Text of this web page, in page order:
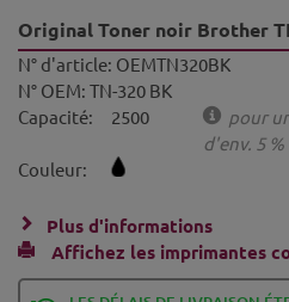
Original Toner noir Brother
N° d'article: OEMTN320BK
N° OEM: TN-320 BK
Capacité:
2500
pour
d'env. 5 %
Couleur:
Plus d'informations
Affichez les imprimantes